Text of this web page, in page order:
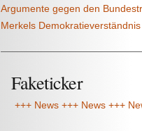
Argumente gegen den
Merkels Demokratieverständnis
Faketicker
+++ News +++ News +++